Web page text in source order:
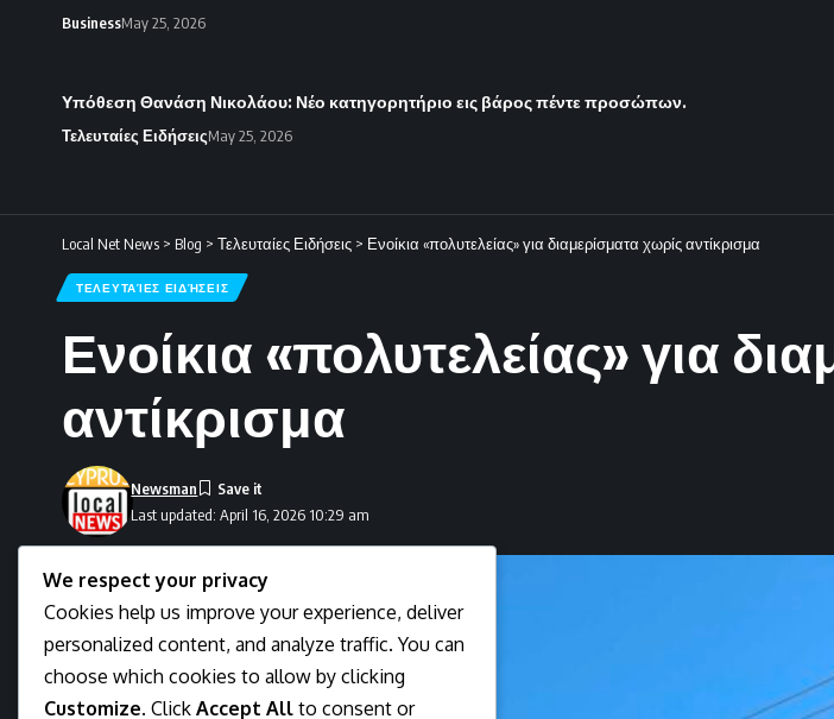
BusinessMay 25, 2026
Υπόθεση Θανάση Νικολάου: Νέο κατηγορητήριο εις βάρος πέντε προσώπων.
Τελευταίες ΕιδήσειςMay 25, 2026
Local Net News > Blog > Τελευταίες Ειδήσεις > Ενοίκια «πολυτελείας» για διαμερίσματα χωρίς αντίκρισμα
ΤΕΛΕΥΤΑΊΕΣ ΕΙΔΉΣΕΙΣ
Ενοίκια «πολυτελείας» για
αντίκρισμα
Last updated: April 16, 2026 10:29 am
Newsman
We respect your privacy
Cookies help us improve your experience, deliver
personalized content, and analyze traffic. You can
choose which cookies to allow by clicking
Customize. Click Accept All to consent or